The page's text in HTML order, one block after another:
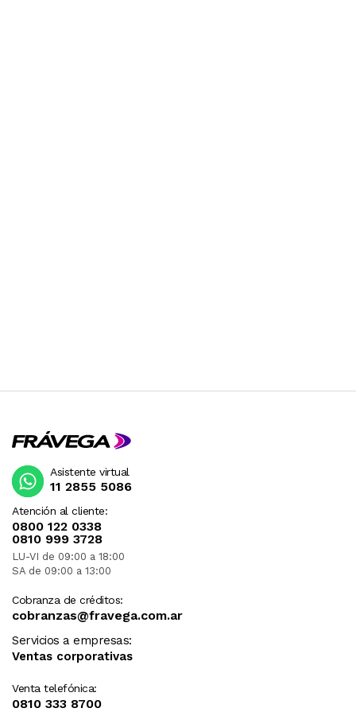
Atención al cliente:
0800 122 0338
0810 999 3728
LU-VI de 09:00 a 18:00
SA de 09:00 a 13:00
Cobranza de créditos:
cobranzas@fravega.com.ar
Servicios a empresas:
Ventas corporativas
Venta telefónica:
0810 333 8700
Asistente virtual
11 2855 5086